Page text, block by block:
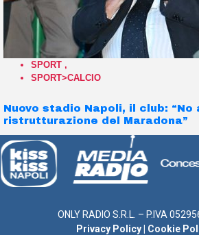
SPORT ,
SPORT>CALCIO
Nuovo stadio Napoli, il club: “No
ristrutturazione del Maradona”
ONLY RADIO S.R.L. – P.IVA
Privacy Policy
Cookie